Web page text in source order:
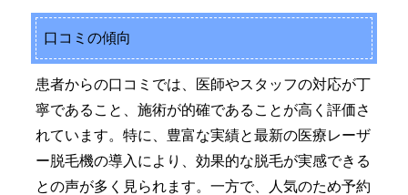
口コミの傾向
患者からの口コミでは、医師やスタッフの対応が丁
寧であること、施術が的確であることが高く評価さ
れています。特に、豊富な実績と最新の医療レーザ
ー脱毛機の導入により、効果的な脱毛が実感できる
との声が多く見られます。一方で、人気のため予約